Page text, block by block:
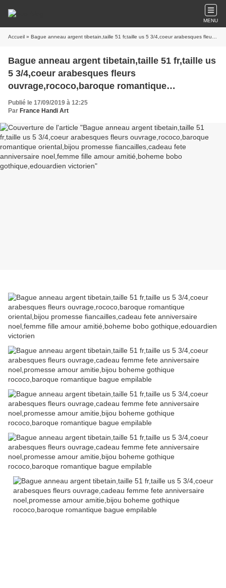
MENU
Accueil » Bague anneau argent tibetain,taille 51 fr,taille us 5 3/4,coeur arabesques fleurs ouvrage,rococo,baroque romantique oriental,bijou promesse fiancailles,cadeau fete anniversaire noel,femme fille amour amitié,boheme bobo gothique,edouardien victorien
Bague anneau argent tibetain,taille 51 fr,taille us
5 3/4,coeur arabesques fleurs
ouvrage,rococo,baroque romantique
oriental,bijou promesse fiancailles,cadeau fete
anniversaire noel,femme fille amour
amitié,boheme bobo gothique,edouardien
victorien
Publié le 17/09/2019 à 12:25
Par France Handi Art